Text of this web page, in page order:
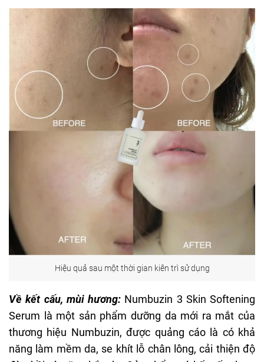
Hiệu quả sau một thời gian kiên trì sử dụng
Về kết cấu, mùi hương: Numbuzin 3 Skin Softening
Serum là một sản phẩm dưỡng da mới ra mắt của
thương hiệu Numbuzin, được quảng cáo là có khả
năng làm mềm da, se khít lỗ chân lông, cải thiện độ